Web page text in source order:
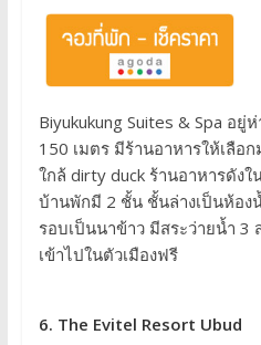
Biyukukung Suites & Spa อ
150 เมตร มีร้านอาหารให้เลือ
ใกล้ dirty duck ร้านอาหารดัง
บ้านพักมี 2 ชั้น ชั้นล่างเป็นห้อง
รอบเป็นนาข้าว มีสระว่ายน้ำ 3
เข้าไปในตัวเมืองฟรี
6. The Evitel Resort Ubud